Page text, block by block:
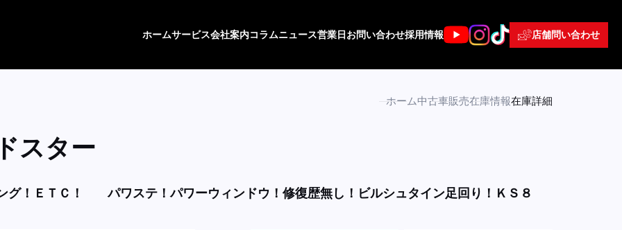
ホームサービス会社案内コラムニュース営業日 お問い合わせ採用情報 店舗問い合わせ
ホーム中古車販売在庫情報在庫詳細
スター
グ！ＥＴＣ！ パワステ！パワーウィンドウ！修復歴無し！ビルシュタイン足回り！ＫＳ８